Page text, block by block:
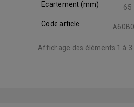
Ecartement (mm) 65
Code article
Affichage des éléments 1 à 3